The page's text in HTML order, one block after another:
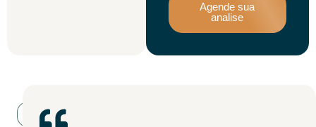
Agende sua
analise
Testemunho